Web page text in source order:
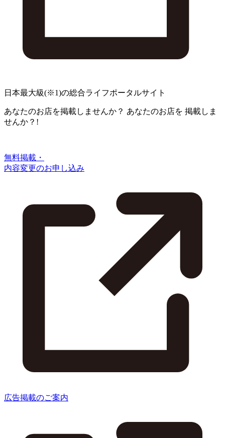
日本最大級(※1)の総合ライフポータルサイト
あなたのお店を掲載しませんか？ あなたのお店を 掲載しま
せんか？!
無料掲載・
内容変更のお申し込み
広告掲載のご案内